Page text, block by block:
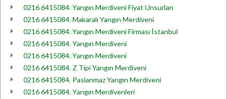
0216 6415084. Yangın Merdiveni Fiyat Unsurları
0216 6415084. Makaralı Yangın Merdiveni
0216 6415084. Yangın Merdiveni Firması İstanbul
0216 6415084. Yangın Merdiveni
0216 6415084. Yangın Merdiveni
0216 6415084. Z Tipi Yangın Merdiveni
0216 6415084. Paslanmaz Yangın Merdiveni
0216 6415084. Yangın Merdivenleri